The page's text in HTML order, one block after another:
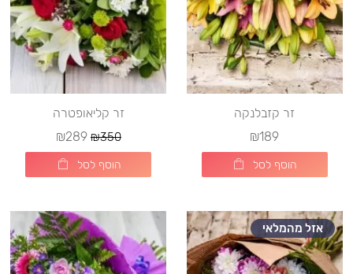
זר קזבלנקה
₪189
הוסף לסל
זר קליאופטרה
₪350
₪289
הוסף לסל
אזל מהמלאי